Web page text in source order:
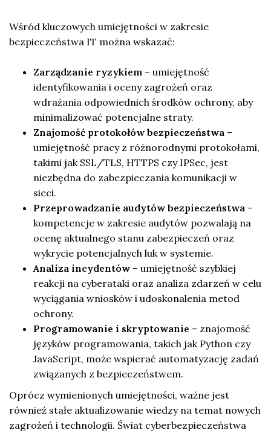
Wśród kluczowych umiejętności w zakresie
bezpieczeństwa IT można wskazać:
Zarządzanie ryzykiem – umiejętność
identyfikowania i oceny zagrożeń oraz
wdrażania odpowiednich środków ochrony, aby
minimalizować potencjalne straty.
Znajomość protokołów bezpieczeństwa –
umiejętność pracy z różnorodnymi protokołami,
takimi jak SSL/TLS, HTTPS czy IPSec, jest
niezbędna do zabezpieczania komunikacji w
sieci.
Przeprowadzanie audytów bezpieczeństwa –
kompetencje w zakresie audytów pozwalają na
ocenę aktualnego stanu zabezpieczeń oraz
wykrycie potencjalnych luk w systemie.
Analiza incydentów – umiejętność szybkiej
reakcji na cyberataki oraz analiza zdarzeń w celu
wyciągania wniosków i udoskonalenia metod
ochrony.
Programowanie i skryptowanie – znajomość
języków programowania, takich jak Python czy
JavaScript, może wspierać automatyzację zadań
związanych z bezpieczeństwem.
Oprócz wymienionych umiejętności, ważne jest
również stałe aktualizowanie wiedzy na temat nowych
zagrożeń i technologii. Świat cyberbezpieczeństwa